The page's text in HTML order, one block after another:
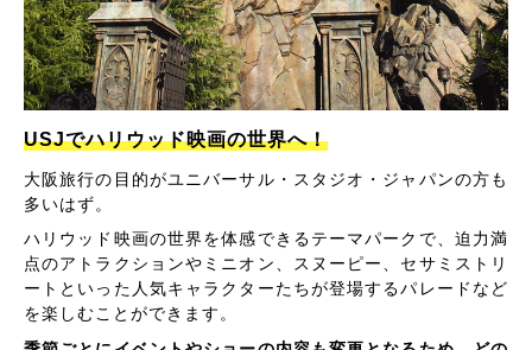
USJでハリウッド映画の世界へ！
大阪旅行の目的がユニバーサル・スタジオ・ジャパンの方も
多いはず。
ハリウッド映画の世界を体感できるテーマパークで、迫力満
点のアトラクションやミニオン、スヌーピー、セサミストリ
ートといった人気キャラクターたちが登場するパレードなど
を楽しむことができます。